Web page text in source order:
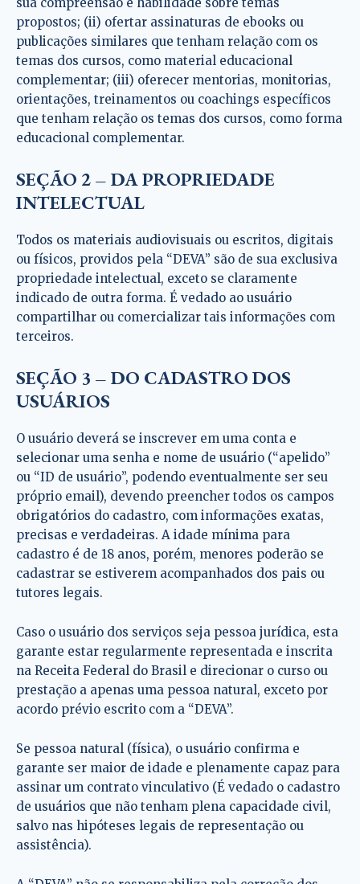
propostos; (ii) ofertar assinaturas de ebooks ou
publicações similares que tenham relação com os
temas dos cursos, como material educacional
complementar; (iii) oferecer mentorias, monitorias,
orientações, treinamentos ou coachings específicos
que tenham relação os temas dos cursos, como forma
educacional complementar.
SEÇÃO 2 – DA PROPRIEDADE
INTELECTUAL
Todos os materiais audiovisuais ou escritos, digitais
ou físicos, providos pela “DEVA” são de sua exclusiva
propriedade intelectual, exceto se claramente
indicado de outra forma. É vedado ao usuário
compartilhar ou comercializar tais informações com
terceiros.
SEÇÃO 3 – DO CADASTRO DOS
USUÁRIOS
O usuário deverá se inscrever em uma conta e
selecionar uma senha e nome de usuário (“apelido”
ou “ID de usuário”, podendo eventualmente ser seu
próprio email), devendo preencher todos os campos
obrigatórios do cadastro, com informações exatas,
precisas e verdadeiras. A idade mínima para
cadastro é de 18 anos, porém, menores poderão se
cadastrar se estiverem acompanhados dos pais ou
tutores legais.
Caso o usuário dos serviços seja pessoa jurídica, esta
garante estar regularmente representada e inscrita
na Receita Federal do Brasil e direcionar o curso ou
prestação a apenas uma pessoa natural, exceto por
acordo prévio escrito com a “DEVA”.
Se pessoa natural (física), o usuário confirma e
garante ser maior de idade e plenamente capaz para
assinar um contrato vinculativo (É vedado o cadastro
de usuários que não tenham plena capacidade civil,
salvo nas hipóteses legais de representação ou
assistência).